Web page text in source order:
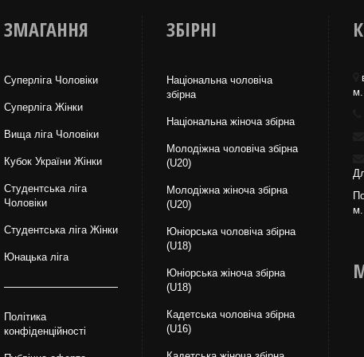
ЗМАГАННЯ
Суперліга Чоловіки
Суперліга Жінки
Вища лiга Чоловіки
Кубок України Жінки
Студентська ліга
Чоловiки
Студентська ліга Жінки
Юнацька ліга
Політика
конфіденційності
ЗБІРНІ
Національна чоловіча
збірна
Національна жiноча збірна
Молодіжна чоловіча збірна
(U20)
Молодіжна жіноча збірна
(U20)
Юніорська чоловіча збірна
(U18)
Юніорська жіноча збірна
(U18)
Кадетська чоловіча збірна
(U16)
м.